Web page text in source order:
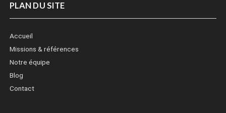
PLAN DU SITE
Accueil
Missions & références
Notre équipe
Blog
Contact